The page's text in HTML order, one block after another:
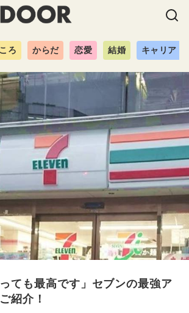
ろ からだ 恋愛 結婚 キャリア
ても最高です」セブンの最強ア
紹介！